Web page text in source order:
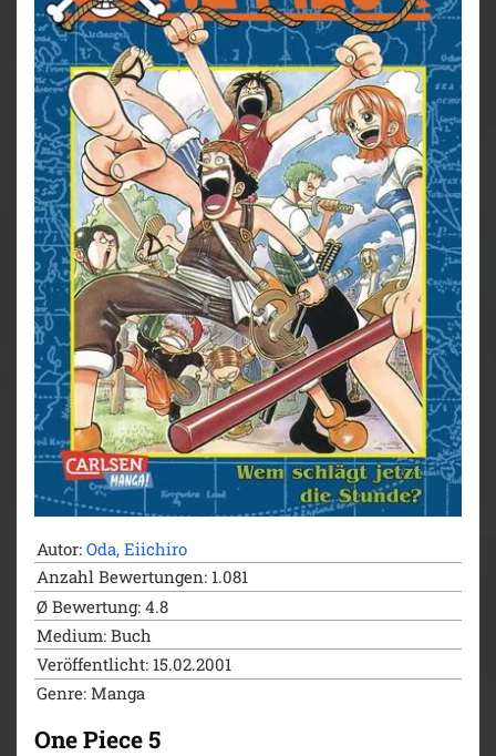
Weitere Infos:
- Anime-Serie bei Crunchyroll
- bisher 13 Anime-Kinofilme
- DVD/BD bei Kazé
- Live-Action-Netflixserie
- diverse Videospiele
- ab 10 Jahren
Autor: Oda, Eiichiro
Anzahl Bewertungen: 1.081
Ø Bewertung: 4.8
Medium: Buch
Veröffentlicht: 15.02.2001
Genre: Manga
One Piece 5